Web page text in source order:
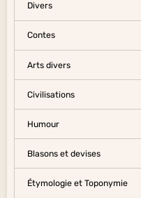
Divers
Contes
Arts divers
Civilisations
Humour
Blasons et devises
Étymologie et Toponymie